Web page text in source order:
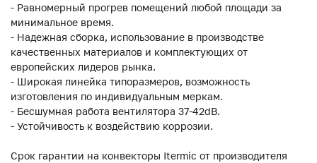
- Равномерный прогрев помещений любой площади за
минимальное время.
- Надежная сборка, использование в производстве
качественных материалов и комплектующих от
европейских лидеров рынка.
- Широкая линейка типоразмеров, возможность
изготовления по индивидуальным меркам.
- Бесшумная работа вентилятора 37-42dB.
- Устойчивость к воздействию коррозии.
Срок гарантии на конвекторы Itermic от производителя